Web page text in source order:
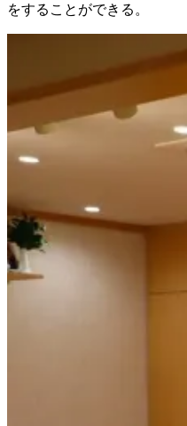
をすることができる。